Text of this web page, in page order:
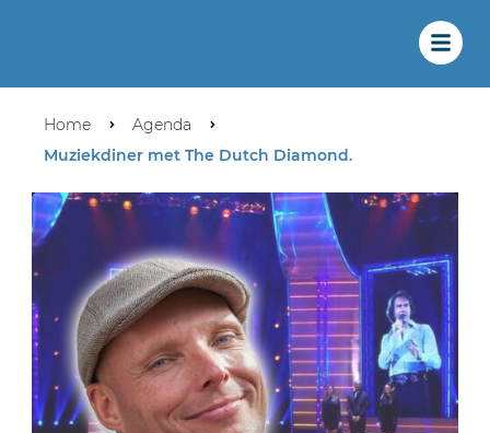
Home
Agenda
Muziekdiner met The Dutch Diamond.